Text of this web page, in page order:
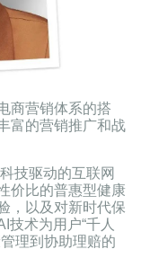
商营销体系的搭
富的营销推广和战
技驱动的互联网
价比的普惠型健康
，以及对新时代保
技术为用户“千人
理到协助理赔的